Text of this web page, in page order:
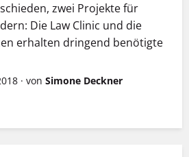
zwei Projekte für
Die Law Clinic und die
erhalten dringend benötigte
· von Simone Deckner